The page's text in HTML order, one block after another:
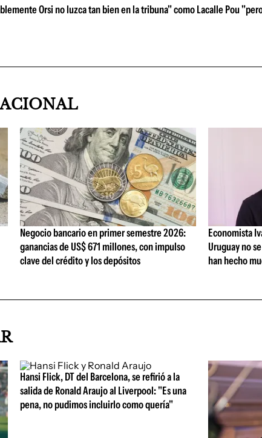
Orsi no luzca tan bien en la tribuna" como Lacalle Pou
Negocio bancario en primer semestre 2026:
ganancias de US$ 671 millones, con impulso
clave del crédito y los depósitos
Economista
Uruguay no
han hecho
Hansi Flick, DT del Barcelona, se refirió a la
salida de Ronald Araujo al Liverpool: "Es una
pena, no pudimos incluirlo como quería"